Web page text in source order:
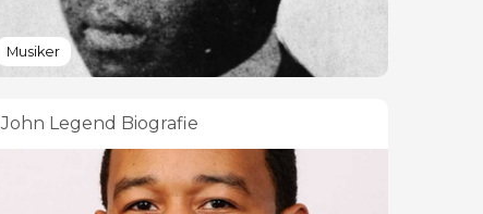
Musiker
John Legend Biografie